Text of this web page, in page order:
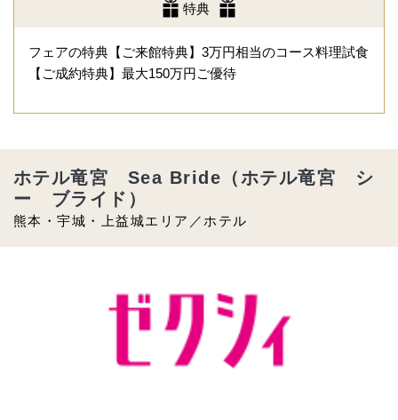
特典
フェアの特典【ご来館特典】3万円相当のコース料理試食
【ご成約特典】最大150万円ご優待
熊本・宇城・上益城エリア／ホテル
ホテル竜宮 Sea Bride（ホテル竜宮 シ
ー ブライド）